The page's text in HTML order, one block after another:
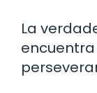
La